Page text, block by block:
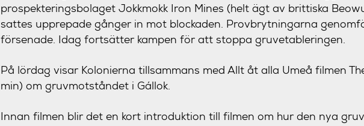
prospekteringsbolaget Jokkmokk Iron Mines (helt ägt av brittiska
sattes upprepade gånger in mot blockaden. Provbrytningarna
försenade. Idag fortsätter kampen för att stoppa gruvetableringen.
På lördag visar Kolonierna tillsammans med Allt åt alla Umeå filmen
min) om gruvmotståndet i Gállok.
Innan filmen blir det en kort introduktion till filmen om hur den nya